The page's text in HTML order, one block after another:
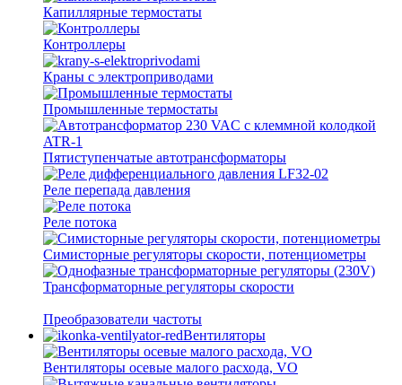
Капиллярные термостаты
Контроллеры
Краны с электроприводами
Промышленные термостаты
Пятиступенчатые автотрансформаторы
Реле перепада давления
Реле потока
Симисторные регуляторы скорости, потенциометры
Трансформаторные регуляторы скорости
Преобразователи частоты
Вентиляторы
Вентиляторы осевые малого расхода, VO